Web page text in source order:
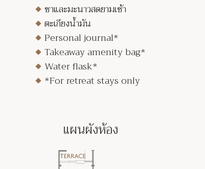
ชาและมะนาวสดยามเช้า
ตะเกียงน้ำมัน
Personal journal*
Takeaway amenity bag*
Water flask*
*For retreat stays only
แผนผังห้อง